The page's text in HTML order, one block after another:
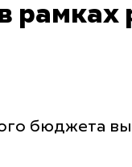
рамках
бюджета